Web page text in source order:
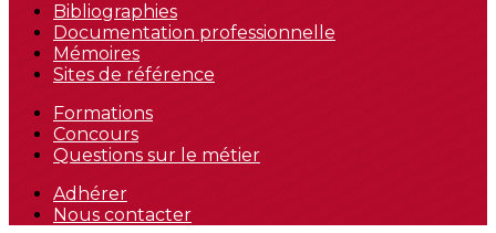
Bibliographies
Documentation professionnelle
Mémoires
Sites de référence
Formations
Concours
Questions sur le métier
Adhérer
Nous contacter